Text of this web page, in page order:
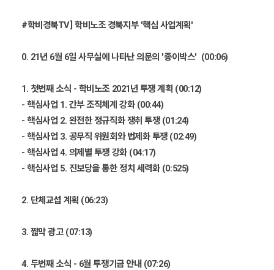
#학비경북TV] 학비노조 경북지부 '핵심 사업계획'
0. 21년 6월 6일 사무실에 나타난 의문의 '종이박스' (00:06)
1. 첫번째 소식 - 학비노조 2021년 투쟁 계획 (00:12)
- 핵심사업 1. 간부 조직체계 강화 (00:44)
- 핵심사업 2. 완전한 정규직화 쟁취 투쟁 (01:24)
- 핵심사업 3. 공무직 위원회와 법제화 투쟁 (02:49)
- 핵심사업 4. 의제별 투쟁 강화 (04:17)
- 핵심사업 5. 진보당을 통한 정치 세력화 (0:525)
2. 단체교섭 계획 (06:23)
3. 짧막 광고 (07:13)
4. 두번째 소식 - 6월 투쟁기금 안내 (07:26)